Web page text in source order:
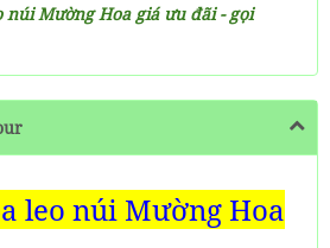
núi Mường Hoa giá ưu đãi - gọi
leo núi Mường Hoa